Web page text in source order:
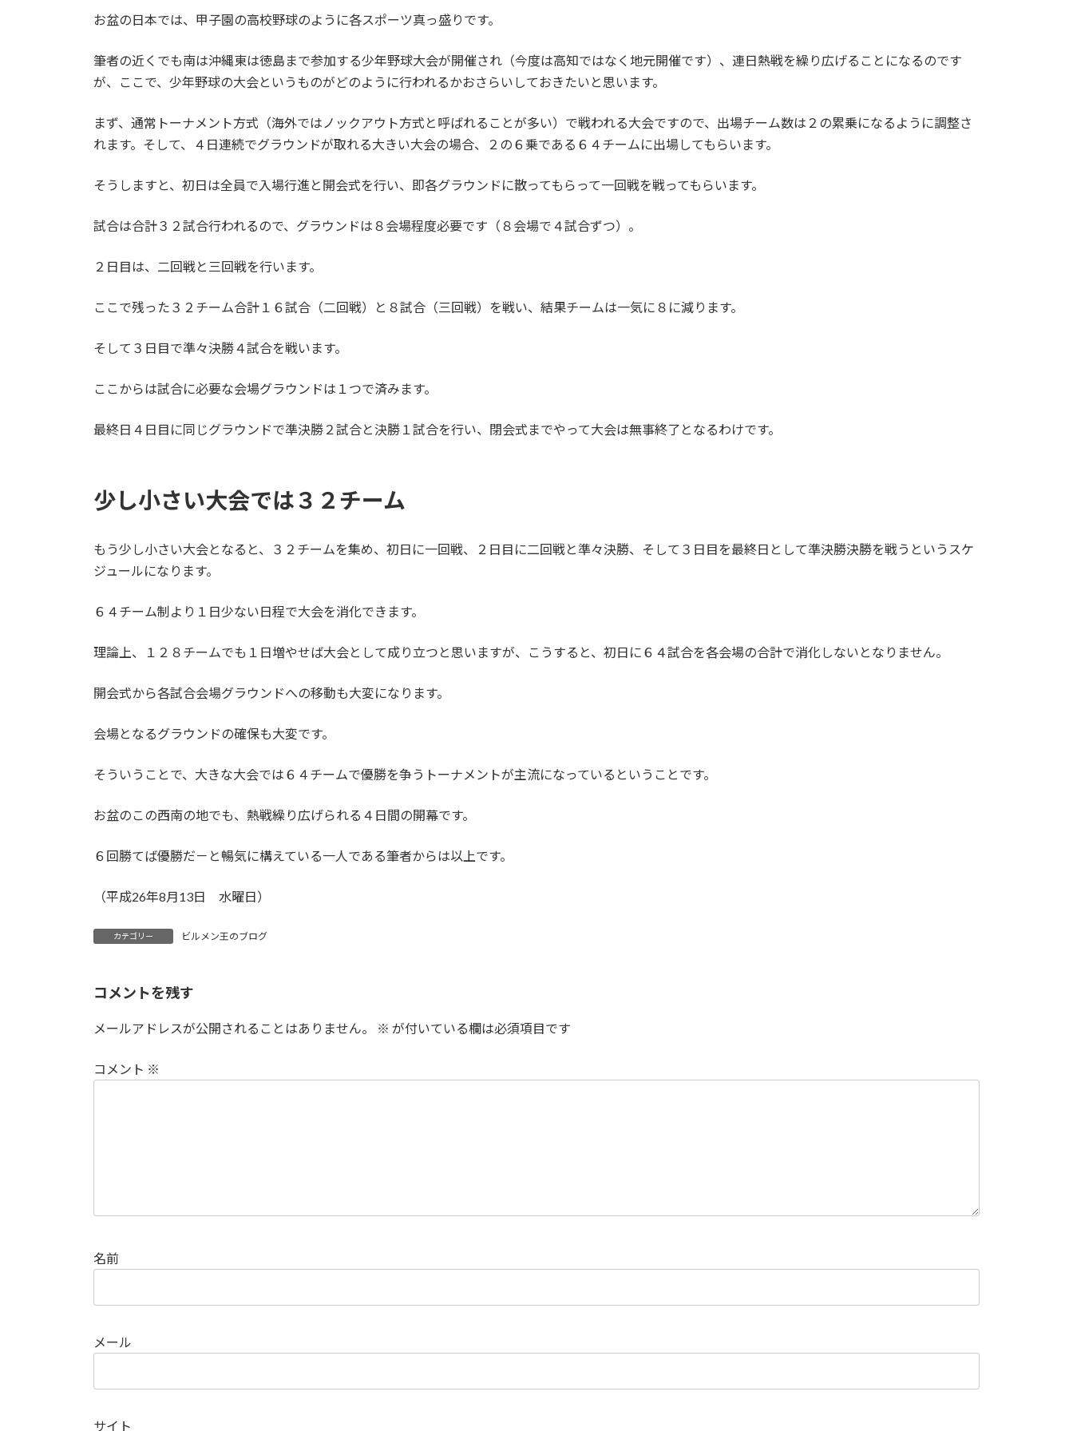
お盆の日本では、甲子園の高校野球のように各スポーツ真っ盛りです。
筆者の近くでも南は沖縄東は徳島まで参加する少年野球大会が開催され（今度は高知ではなく地元開催です）、連日熱戦を繰り広げることになるのです
が、ここで、少年野球の大会というものがどのように行われるかおさらいしておきたいと思います。
まず、通常トーナメント方式（海外ではノックアウト方式と呼ばれることが多い）で戦われる大会ですので、出場チーム数は２の累乗になるように調整さ
れます。そして、４日連続でグラウンドが取れる大きい大会の場合、２の６乗である６４チームに出場してもらいます。
そうしますと、初日は全員で入場行進と開会式を行い、即各グラウンドに散ってもらって一回戦を戦ってもらいます。
試合は合計３２試合行われるので、グラウンドは８会場程度必要です（８会場で４試合ずつ）。
２日目は、二回戦と三回戦を行います。
ここで残った３２チーム合計１６試合（二回戦）と８試合（三回戦）を戦い、結果チームは一気に８に減ります。
そして３日目で準々決勝４試合を戦います。
ここからは試合に必要な会場グラウンドは１つで済みます。
最終日４日目に同じグラウンドで準決勝２試合と決勝１試合を行い、閉会式までやって大会は無事終了となるわけです。
少し小さい大会では３２チーム
もう少し小さい大会となると、３２チームを集め、初日に一回戦、２日目に二回戦と準々決勝、そして３日目を最終日として準決勝決勝を戦うというスケ
ジュールになります。
６４チーム制より１日少ない日程で大会を消化できます。
理論上、１２８チームでも１日増やせば大会として成り立つと思いますが、こうすると、初日に６４試合を各会場の合計で消化しないとなりません。
開会式から各試合会場グラウンドへの移動も大変になります。
会場となるグラウンドの確保も大変です。
そういうことで、大きな大会では６４チームで優勝を争うトーナメントが主流になっているということです。
お盆のこの西南の地でも、熱戦繰り広げられる４日間の開幕です。
６回勝てば優勝だ－と暢気に構えている一人である筆者からは以上です。
（平成26年8月13日 水曜日）
カテゴリー ビルメン王のブログ
コメントを残す
メールアドレスが公開されることはありません。 ※ が付いている欄は必須項目です
コメント ※
名前
メール
サイト